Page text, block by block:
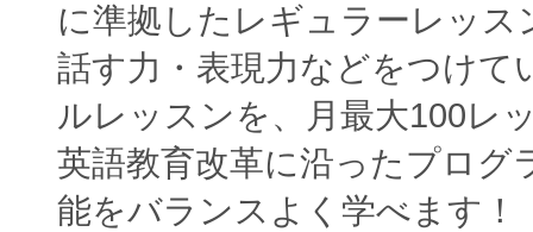
に準拠したレギュラーレッス
話す力・表現力などをつけて
ルレッスンを、月最大100レ
英語教育改革に沿ったプログ
能をバランスよく学べます！